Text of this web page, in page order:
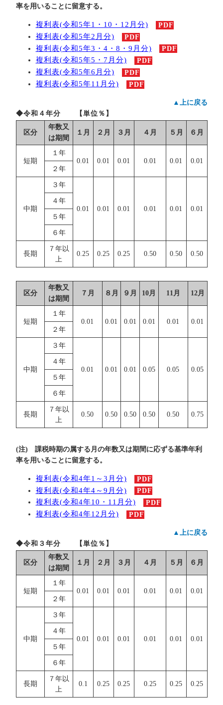
率を用いることに留意する。
複利表(令和5年1・10・12月分) PDF
複利表(令和5年2月分) PDF
複利表(令和5年3・4・8・9月分) PDF
複利表(令和5年5・7月分) PDF
複利表(令和5年6月分) PDF
複利表(令和5年11月分) PDF
▲上に戻る
◆令和４年分 【単位％】
区分
年数又
は期間
１月 ２月 ３月 ４月 ５月 ６月
短期
１年
0.01
0.01 0.01 0.01 0.01
0.01
２年
中期
３年
0.01 0.01 0.01 0.01 0.01 0.01
４年
５年
６年
長期
７年以
上
0.25 0.25 0.25 0.50 0.50 0.50
区分
年数又
は期間
７月 ８月 ９月 10月 11月 12月
短期
１年
0.01
0.01 0.01 0.01 0.01
0.01
２年
中期
３年
0.01 0.01 0.01 0.05 0.05 0.05
４年
５年
６年
長期
７年以
上
0.50 0.50 0.50 0.50 0.50 0.75
(注) 課税時期の属する月の年数又は期間に応ずる基準年利
率を用いることに留意する。
複利表(令和4年1～3月分) PDF
複利表(令和4年4～9月分) PDF
複利表(令和4年10・11月分) PDF
複利表(令和4年12月分) PDF
▲上に戻る
◆令和３年分 【単位％】
区分
年数又
は期間
１月 ２月 ３月 ４月 ５月 ６月
短期
１年
0.01
0.01 0.01 0.01 0.01
0.01
２年
中期
３年
0.01 0.01 0.01 0.01 0.01 0.01
４年
５年
６年
長期
７年以
上
0.1 0.25 0.25 0.25 0.25 0.25